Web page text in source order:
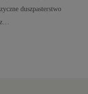
duszpasterstwo